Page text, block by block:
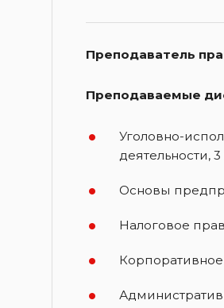
Преподаватель
Преподаваемые
Уголовно-
деятельности, 3
Основы
Налоговое